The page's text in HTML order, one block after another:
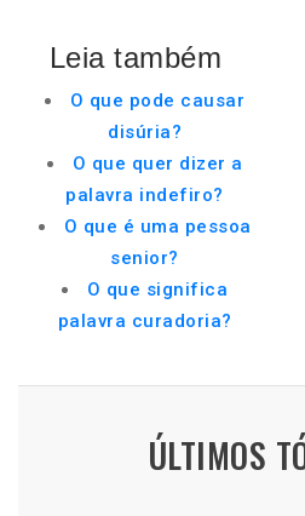
Leia também
O que pode causar
disúria?
O que quer dizer a
palavra indefiro?
O que é uma pessoa
senior?
O que significa
palavra curadoria?
ÚLTIMOS